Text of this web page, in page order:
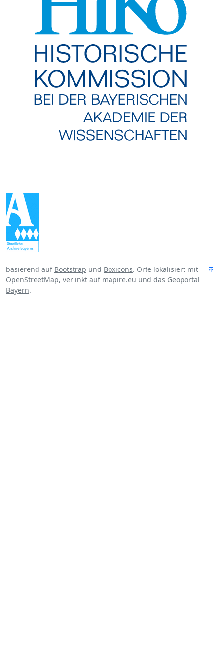
basierend auf Bootstrap und Boxicons. Orte lokalisiert mit
OpenStreetMap, verlinkt auf mapire.eu und das Geoportal
Bayern.